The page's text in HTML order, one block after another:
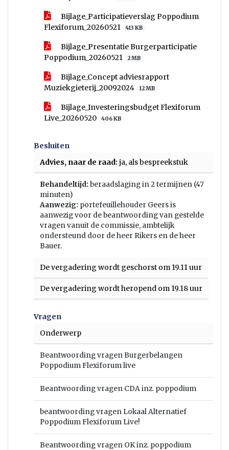
Bijlage_Participatieverslag Poppodium
Flexiforum_20260521
413 KB
Bijlage_Presentatie Burgerparticipatie
Poppodium_20260521
2 MB
Bijlage_Concept adviesrapport
Muziekgieterij_20092024
12 MB
Bijlage_Investeringsbudget Flexiforum
Live_20260520
406 KB
Besluiten
Advies, naar de raad: ja, als bespreekstuk
Behandeltijd: beraadslaging in 2 termijnen (47
minuten)
Aanwezig: portefeuillehouder Geers is
aanwezig voor de beantwoording van gestelde
vragen vanuit de commissie, ambtelijk
ondersteund door de heer Rikers en de heer
Bauer.
De vergadering wordt geschorst om 19.11 uur
De vergadering wordt heropend om 19.18 uur
Vragen
Onderwerp
Beantwoording vragen Burgerbelangen
Poppodium Flexiforum live
Beantwoording vragen CDA inz. poppodium
beantwoording vragen Lokaal Alternatief
Poppodium Flexiforum Live!
Beantwoording vragen OK inz. poppodium